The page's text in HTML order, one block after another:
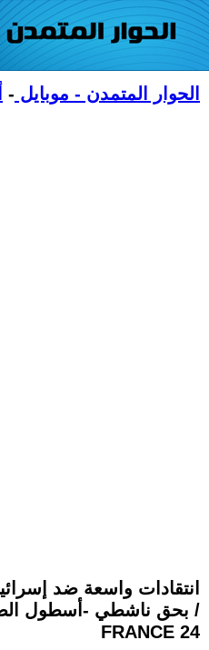
الحوار المتمدن - موبايل -
انتقادات واسعة ضد
FRANCE 24